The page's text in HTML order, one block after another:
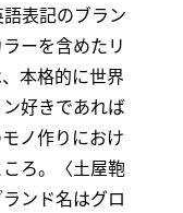
語表記のブラン
ーを含めたリ
本格的に世界
好きであれば
ノ作りにおけ
ろ。〈土屋鞄
ンド名はグロ